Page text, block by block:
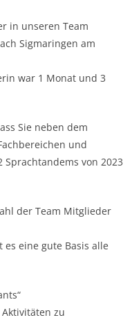
in unseren Team
Sigmaringen am
war 1 Monat und 3
Sie neben dem
und
von 2023
der Team Mitglieder
eine gute Basis alle
zu